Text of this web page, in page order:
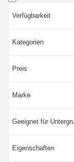
Verfügbarkeit
Kategorien
Preis
Marke
Geeignet für
Eigenschaften